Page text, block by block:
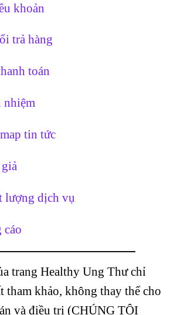
khoản
trả hàng
toán
nhiệm
tin tức
lượng dịch vụ
cáo
trang Healthy Ung Thư chỉ
tham khảo, không thay thế cho
và điều trị (CHÚNG TÔI